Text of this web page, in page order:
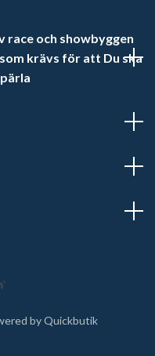
race och showbyggen
krävs för att Du ska
by Quickbutik